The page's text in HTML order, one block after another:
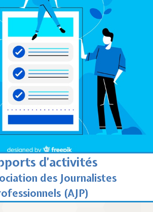
d’activités
des Journalistes
(AJP)